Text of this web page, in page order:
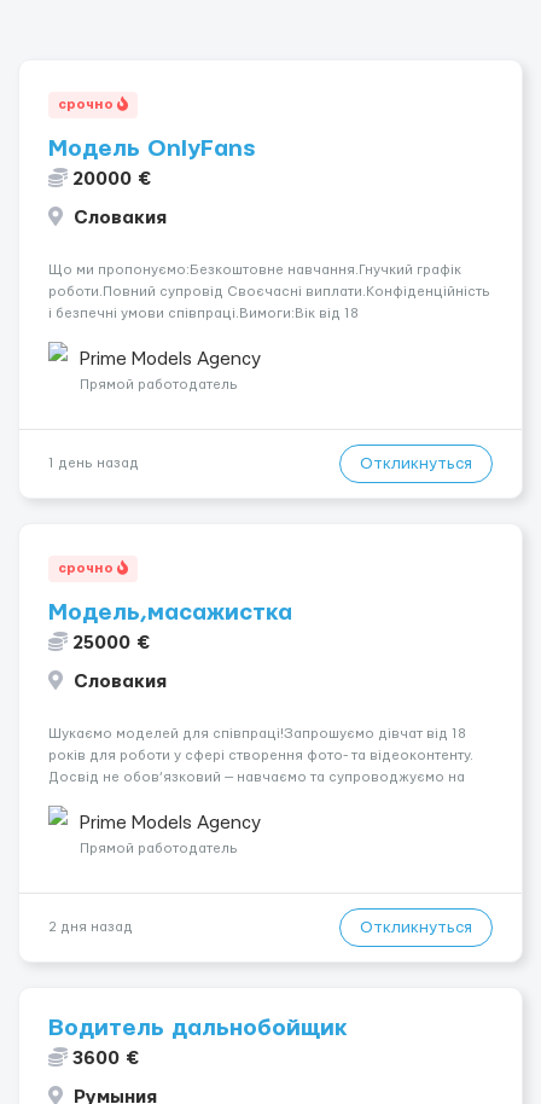
срочно
Модель OnlyFans
20000 €
Словакия
Що ми пропонуємо:Безкоштовне навчання.Гнучкий графік
роботи.Повний супровід Своєчасні виплати.Конфіденційність
і безпечні умови співпраці.Вимоги:Вік від 18
розвиватися.Досвід не обов’язковий.Якщо вас зацікавила
вакансія — залишайте відгук, і ми зв’яжемося ...
Prime Models Agency
Прямой работодатель
1 день назад Откликнуться
срочно
Модель,масажистка
25000 €
Словакия
Шукаємо моделей для співпраці!Запрошуємо дівчат від 18
років для роботи у сфері створення фото- та відеоконтенту.
Досвід не обов’язковий — навчаємо та супроводжуємо на
конфіденційність і професійну підтримку. Працюємо офіційно,
поважаємо особ...
Prime Models Agency
Прямой работодатель
2 дня назад Откликнуться
Водитель дальнобойщик
3600 €
Румыния